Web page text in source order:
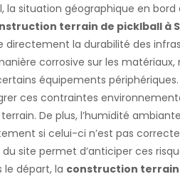
la situation géographique en
terrain de picklball à
la durabilité des
corrosive sur les
équipements
ces contraintes
De plus, l’humidité
si celui-ci n’est pas
site permet d’anticiper ces
le départ, la construction terrain